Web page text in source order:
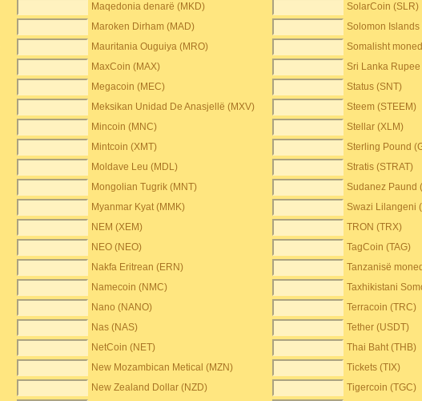
Maqedonia denarë (MKD)
SolarCoin (SLR)
Maroken Dirham (MAD)
Solomon
Mauritania Ouguiya (MRO)
Somalisht
MaxCoin (MAX)
Sri Lanka
Megacoin (MEC)
Status (SNT)
Meksikan Unidad De Anasjellë (MXV)
Steem (STEEM)
Mincoin (MNC)
Stellar (XLM)
Mintcoin (XMT)
Sterling Pound
Moldave Leu (MDL)
Stratis (STRAT)
Mongolian Tugrik (MNT)
Sudanez Paund
Myanmar Kyat (MMK)
Swazi Lilangeni
NEM (XEM)
TRON (TRX)
NEO (NEO)
TagCoin (TAG)
Nakfa Eritrean (ERN)
Tanzanisë
Namecoin (NMC)
Taxhikistani
Nano (NANO)
Terracoin (TRC)
Nas (NAS)
Tether (USDT)
NetCoin (NET)
Thai Baht (THB)
New Mozambican Metical (MZN)
Tickets (TIX)
New Zealand Dollar (NZD)
Tigercoin (TGC)